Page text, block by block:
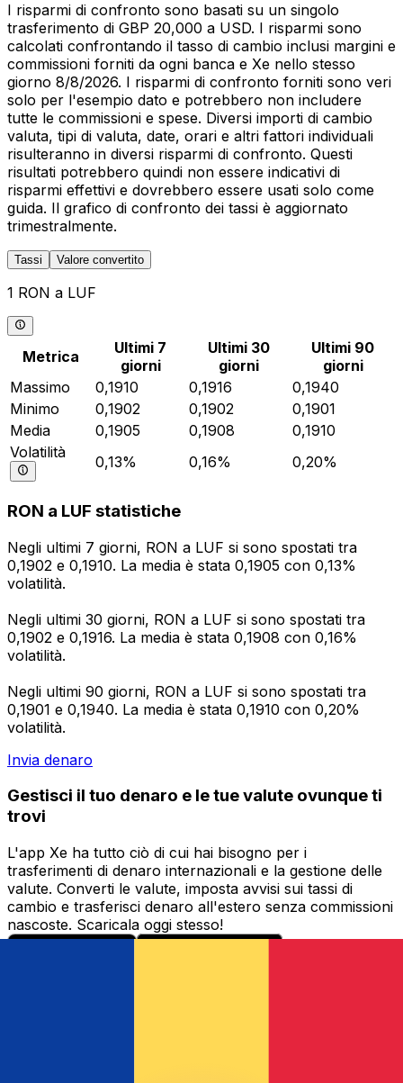
I risparmi di confronto sono basati su un singolo
trasferimento di GBP 20,000 a USD. I risparmi sono
calcolati confrontando il tasso di cambio inclusi margini e
commissioni forniti da ogni banca e Xe nello stesso
giorno 8/8/2026. I risparmi di confronto forniti sono veri
solo per l'esempio dato e potrebbero non includere
tutte le commissioni e spese. Diversi importi di cambio
valuta, tipi di valuta, date, orari e altri fattori individuali
risulteranno in diversi risparmi di confronto. Questi
risultati potrebbero quindi non essere indicativi di
risparmi effettivi e dovrebbero essere usati solo come
guida. Il grafico di confronto dei tassi è aggiornato
trimestralmente.
Tassi Valore convertito
1 RON a LUF
Metrica
Ultimi 7
giorni
Ultimi 30
giorni
Ultimi 90
giorni
Massimo
0,1910 0,1916
0,1940
Minimo
0,1902 0,1902
0,1901
Media
0,1905 0,1908
0,1910
Volatilità
0,13% 0,16% 0,20%
RON a LUF statistiche
Negli ultimi 7 giorni, RON a LUF si sono spostati tra
0,1902 e 0,1910. La media è stata 0,1905 con 0,13%
volatilità.
Negli ultimi 30 giorni, RON a LUF si sono spostati tra
0,1902 e 0,1916. La media è stata 0,1908 con 0,16%
volatilità.
Negli ultimi 90 giorni, RON a LUF si sono spostati tra
0,1901 e 0,1940. La media è stata 0,1910 con 0,20%
volatilità.
Invia denaro
Gestisci il tuo denaro e le tue valute ovunque ti
trovi
L'app Xe ha tutto ciò di cui hai bisogno per i
trasferimenti di denaro internazionali e la gestione delle
valute. Converti le valute, imposta avvisi sui tassi di
cambio e trasferisci denaro all'estero senza commissioni
nascoste. Scaricala oggi stesso!